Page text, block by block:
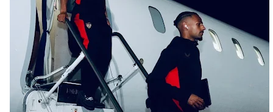
Luis García Plaza: No sufrir ya es un paso adelante
El Sevilla FC plantea ampliar hasta cinco fichajes
más antes del cierre
Djibril Sow pone rumbo a Italia para firmar su nuevo
contrato con el Genoa